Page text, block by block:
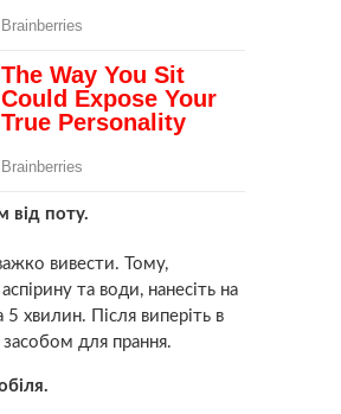
від поту.
вивести. Тому,
та води, нанесіть на
хвилин. Після виперіть в
для прання.